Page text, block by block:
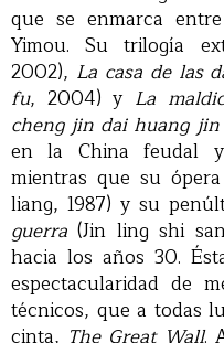
que se enmarca
Yimou. Su trilogía
2002), La casa de las
fu, 2004) y La
cheng jin dai huang
en la China feudal
mientras que su
liang, 1987) y su
guerra (Jin ling shi
hacia los años 30.
espectacularidad de
técnicos, que a todas